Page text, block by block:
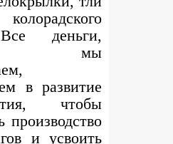
деньги,
мы
в развитие
чтобы
производство
и усвоить